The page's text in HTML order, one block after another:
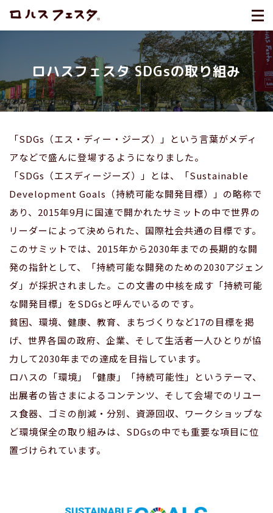
ロハスフェスタ SDGsの取り組み
「SDGs（エス・ディー・ジーズ）」という言葉がメディ
アなどで盛んに登場するようになりました。
「SDGs（エスディージーズ）」とは、「Sustainable
Development Goals（持続可能な開発目標）」の略称で
あり、2015年9月に国連で開かれたサミットの中で世界の
リーダーによって決められた、国際社会共通の目標です。
このサミットでは、2015年から2030年までの長期的な開
発の指針として、「持続可能な開発のための2030アジェン
ダ」が採択されました。この文書の中核を成す「持続可能
な開発目標」をSDGsと呼んでいるのです。
貧困、環境、健康、教育、まちづくりなど17の目標を掲
げ、世界各国の政府、企業、そして生活者一人ひとりが協
力して2030年までの達成を目指しています。
ロハスの「環境」「健康」「持続可能性」というテーマ、
出展者の皆さまによるコンテンツ、そして会場でのリユー
ス食器、ゴミの削減・分別、資源回収、ワークショップな
ど環境保全の取り組みは、SDGsの中でも重要な項目に位
置づけられています。